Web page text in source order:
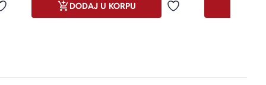
Dodaj u omiljene Dodaj u omiljene
DODAJ U KORPU